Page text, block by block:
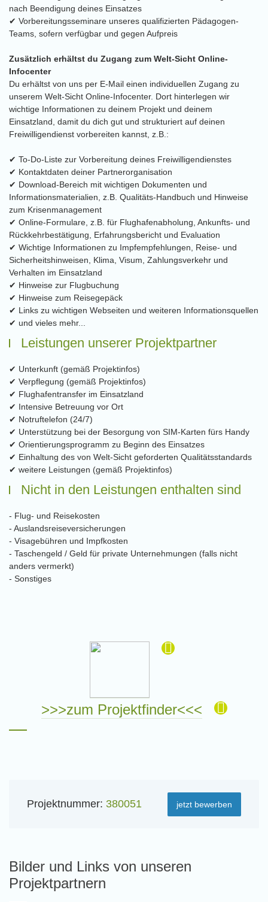
nach Beendigung deines Einsatzes
✔ Vorbereitungsseminare unseres qualifizierten Pädagogen-
Teams, sofern verfügbar und gegen Aufpreis
Zusätzlich erhältst du Zugang zum Welt-Sicht Online-
Infocenter
Du erhältst von uns per E-Mail einen individuellen Zugang zu
unserem Welt-Sicht Online-Infocenter. Dort hinterlegen wir
wichtige Informationen zu deinem Projekt und deinem
Einsatzland, damit du dich gut und strukturiert auf deinen
Freiwilligendienst vorbereiten kannst, z.B.:
✔ To-Do-Liste zur Vorbereitung deines Freiwilligendienstes
✔ Kontaktdaten deiner Partnerorganisation
✔ Download-Bereich mit wichtigen Dokumenten und
Informationsmaterialien, z.B. Qualitäts-Handbuch und Hinweise
zum Krisenmanagement
✔ Online-Formulare, z.B. für Flughafenabholung, Ankunfts- und
Rückkehrbestätigung, Erfahrungsbericht und Evaluation
✔ Wichtige Informationen zu Impfempfehlungen, Reise- und
Sicherheitshinweisen, Klima, Visum, Zahlungsverkehr und
Verhalten im Einsatzland
✔ Hinweise zur Flugbuchung
✔ Hinweise zum Reisegepäck
✔ Links zu wichtigen Webseiten und weiteren Informationsquellen
✔ und vieles mehr...
Leistungen unserer Projektpartner
✔ Unterkunft (gemäß Projektinfos)
✔ Verpflegung (gemäß Projektinfos)
✔ Flughafentransfer im Einsatzland
✔ Intensive Betreuung vor Ort
✔ Notruftelefon (24/7)
✔ Unterstützung bei der Besorgung von SIM-Karten fürs Handy
✔ Orientierungsprogramm zu Beginn des Einsatzes
✔ Einhaltung des von Welt-Sicht geforderten Qualitätsstandards
✔ weitere Leistungen (gemäß Projektinfos)
Nicht in den Leistungen enthalten sind
- Flug- und Reisekosten
- Auslandsreiseversicherungen
- Visagebühren und Impfkosten
- Taschengeld / Geld für private Unternehmungen (falls nicht
anders vermerkt)
- Sonstiges
>>>zum Projektfinder<<<
Projektnummer: 380051 jetzt bewerben
Bilder und Links von unseren
Projektpartnern